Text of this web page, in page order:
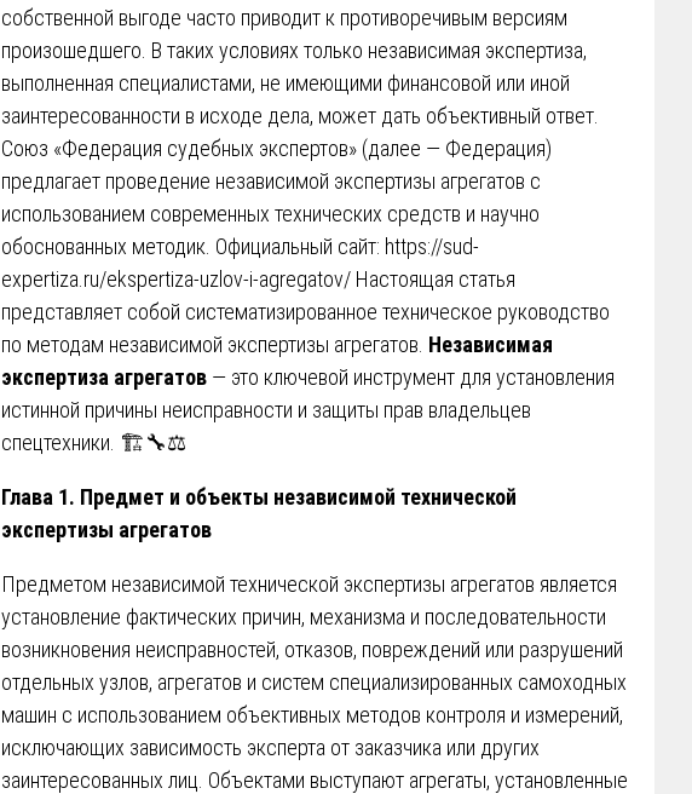
собственной выгоде часто приводит к противоречивым версиям
произошедшего. В таких условиях только независимая экспертиза,
выполненная специалистами, не имеющими финансовой или иной
заинтересованности в исходе дела, может дать объективный ответ.
Союз «Федерация судебных экспертов» (далее — Федерация)
предлагает проведение независимой экспертизы агрегатов с
использованием современных технических средств и научно
обоснованных методик. Официальный сайт: https://sud-
expertiza.ru/ekspertiza-uzlov-i-agregatov/ Настоящая статья
представляет собой систематизированное техническое руководство
по методам независимой экспертизы агрегатов. Независимая
экспертиза агрегатов — это ключевой инструмент для установления
истинной причины неисправности и защиты прав владельцев
спецтехники. 🏗️🔧⚖️
Глава 1. Предмет и объекты независимой технической
экспертизы агрегатов
Предметом независимой технической экспертизы агрегатов является
установление фактических причин, механизма и последовательности
возникновения неисправностей, отказов, повреждений или разрушений
отдельных узлов, агрегатов и систем специализированных самоходных
машин с использованием объективных методов контроля и измерений,
исключающих зависимость эксперта от заказчика или других
заинтересованных лиц. Объектами выступают агрегаты, установленные